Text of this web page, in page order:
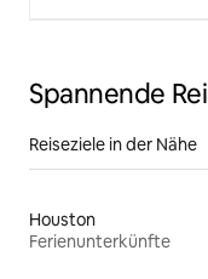
Spannende
Reiseziele in der Nähe
Houston
Ferienunterkünfte